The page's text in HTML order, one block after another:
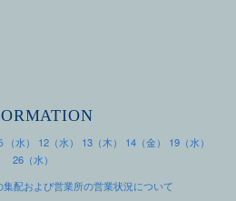
水） 12（水） 13（木） 14（金） 19（水）
26（水）
配および営業所の営業状況について